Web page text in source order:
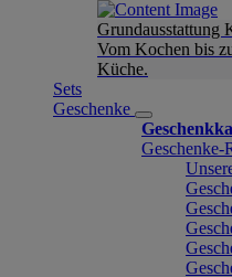
Grundausstattung
Vom Kochen bis
Küche.
Sets
Geschenke
Geschenke-